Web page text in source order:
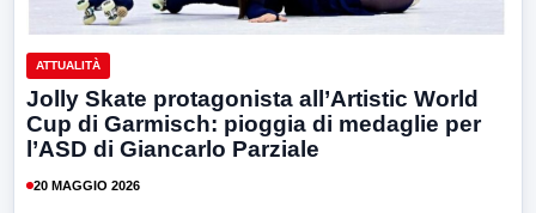
ATTUALITÀ
Jolly Skate protagonista all’Artistic World
Cup di Garmisch: pioggia di medaglie per
l’ASD di Giancarlo Parziale
20 MAGGIO 2026